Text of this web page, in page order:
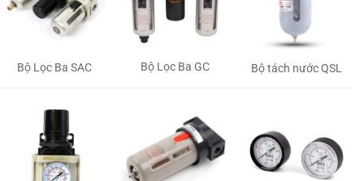
Bộ Lọc Ba SAC Bộ Lọc Ba GC Bộ tách nước QSL